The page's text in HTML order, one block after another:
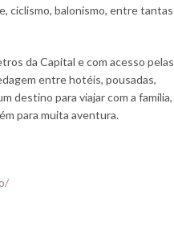
ciclismo, balonismo, entre tantas
da Capital e com acesso pelas
entre hotéis, pousadas,
destino para viajar com a família,
para muita aventura.